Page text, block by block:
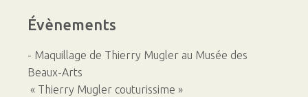
Évènements
- Maquillage de Thierry Mugler au Musée des
Beaux-Arts
« Thierry Mugler couturissime »